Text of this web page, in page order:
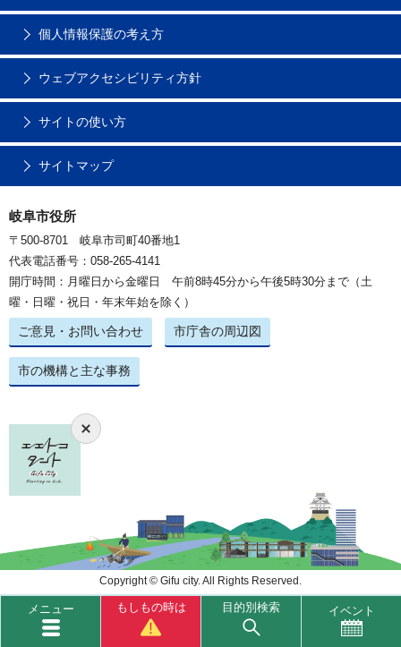
メニュー もしもの時は 目的別検索 イベント
個人情報保護の考え方
ウェブアクセシビリティ方針
サイトの使い方
サイトマップ
岐阜市役所
〒500-8701 岐阜市司町40番地1
代表電話番号：058-265-4141
開庁時間：月曜日から金曜日 午前8時45分から午後5時30分まで（土
曜・日曜・祝日・年末年始を除く）
ご意見・お問い合わせ 市庁舎の周辺図
市の機構と主な事務
Copyright © Gifu city. All Rights Reserved.